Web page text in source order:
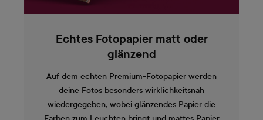
Echtes Fotopapier matt oder
glänzend
Auf dem echten Premium-Fotopapier werden
deine Fotos besonders wirklichkeitsnah
wiedergegeben, wobei glänzendes Papier die